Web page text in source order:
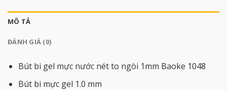
MÔ TẢ
ĐÁNH GIÁ (0)
Bút bi gel mực nước nét to ngòi 1mm Baoke 1048
Bút bi mực gel 1.0 mm